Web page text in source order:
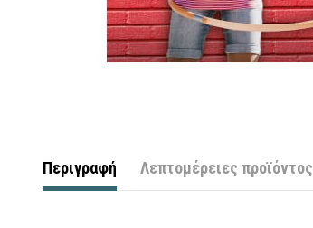
Περιγραφή Λεπτομέρειες προϊόντος